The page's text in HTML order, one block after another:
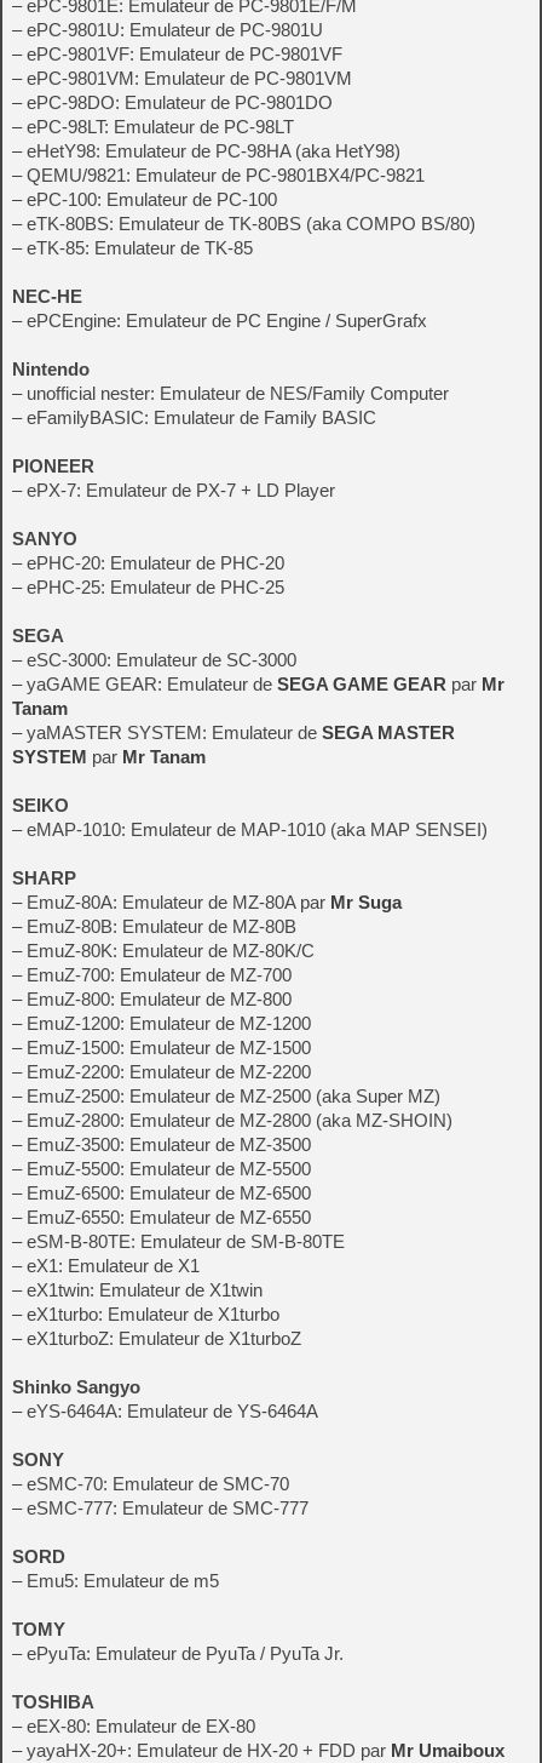
– ePC-9801E: Emulateur de PC-9801E/F/M
– ePC-9801U: Emulateur de PC-9801U
– ePC-9801VF: Emulateur de PC-9801VF
– ePC-9801VM: Emulateur de PC-9801VM
– ePC-98DO: Emulateur de PC-9801DO
– ePC-98LT: Emulateur de PC-98LT
– eHetY98: Emulateur de PC-98HA (aka HetY98)
– QEMU/9821: Emulateur de PC-9801BX4/PC-9821
– ePC-100: Emulateur de PC-100
– eTK-80BS: Emulateur de TK-80BS (aka COMPO BS/80)
– eTK-85: Emulateur de TK-85
NEC-HE
– ePCEngine: Emulateur de PC Engine / SuperGrafx
Nintendo
– unofficial nester: Emulateur de NES/Family Computer
– eFamilyBASIC: Emulateur de Family BASIC
PIONEER
– ePX-7: Emulateur de PX-7 + LD Player
SANYO
– ePHC-20: Emulateur de PHC-20
– ePHC-25: Emulateur de PHC-25
SEGA
– eSC-3000: Emulateur de SC-3000
– yaGAME GEAR: Emulateur de SEGA GAME GEAR par Mr
Tanam
– yaMASTER SYSTEM: Emulateur de SEGA MASTER
SYSTEM par Mr Tanam
SEIKO
– eMAP-1010: Emulateur de MAP-1010 (aka MAP SENSEI)
SHARP
– EmuZ-80A: Emulateur de MZ-80A par Mr Suga
– EmuZ-80B: Emulateur de MZ-80B
– EmuZ-80K: Emulateur de MZ-80K/C
– EmuZ-700: Emulateur de MZ-700
– EmuZ-800: Emulateur de MZ-800
– EmuZ-1200: Emulateur de MZ-1200
– EmuZ-1500: Emulateur de MZ-1500
– EmuZ-2200: Emulateur de MZ-2200
– EmuZ-2500: Emulateur de MZ-2500 (aka Super MZ)
– EmuZ-2800: Emulateur de MZ-2800 (aka MZ-SHOIN)
– EmuZ-3500: Emulateur de MZ-3500
– EmuZ-5500: Emulateur de MZ-5500
– EmuZ-6500: Emulateur de MZ-6500
– EmuZ-6550: Emulateur de MZ-6550
– eSM-B-80TE: Emulateur de SM-B-80TE
– eX1: Emulateur de X1
– eX1twin: Emulateur de X1twin
– eX1turbo: Emulateur de X1turbo
– eX1turboZ: Emulateur de X1turboZ
Shinko Sangyo
– eYS-6464A: Emulateur de YS-6464A
SONY
– eSMC-70: Emulateur de SMC-70
– eSMC-777: Emulateur de SMC-777
SORD
– Emu5: Emulateur de m5
TOMY
– ePyuTa: Emulateur de PyuTa / PyuTa Jr.
TOSHIBA
– eEX-80: Emulateur de EX-80
– yayaHX-20+: Emulateur de HX-20 + FDD par Mr Umaiboux